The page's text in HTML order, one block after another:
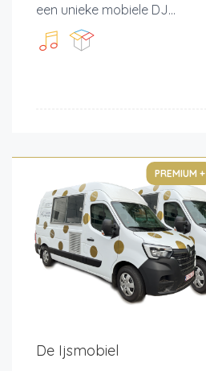
een unieke mobiele DJ...
PREMIUM +
De Ijsmobiel